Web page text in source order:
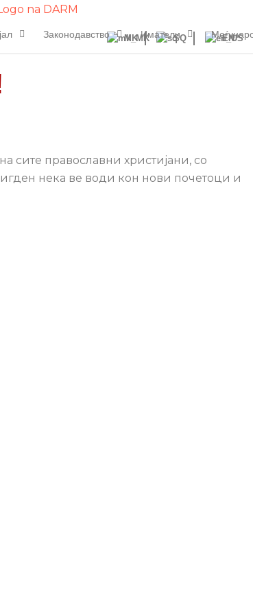
MK SQ EN
Законодавство Иматели
сите православни христијани, со
нека ве води кон нови почетоци и